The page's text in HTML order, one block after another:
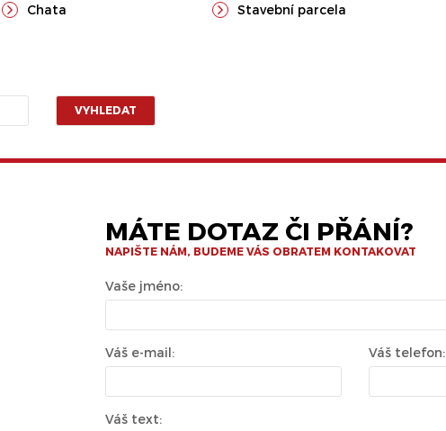
Chata
Stavební parcela
VYHLEDAT
MÁTE DOTAZ ČI PŘÁNÍ?
NAPIŠTE NÁM, BUDEME VÁS OBRATEM KONTAKOVAT
Vaše jméno:
Váš e-mail: Váš telefon:
Váš text: